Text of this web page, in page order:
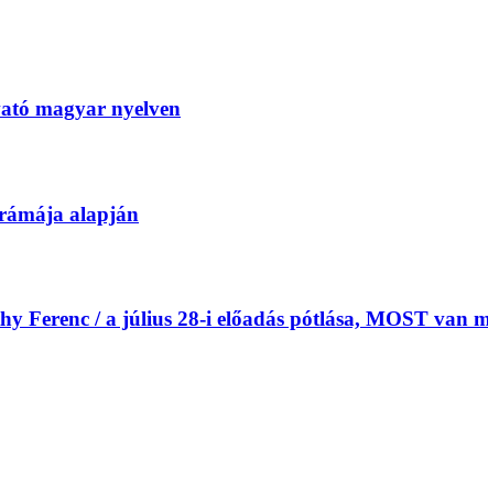
magyar nyelven
alapján
Ferenc / a július 28-i előadás pótlása, MOST van